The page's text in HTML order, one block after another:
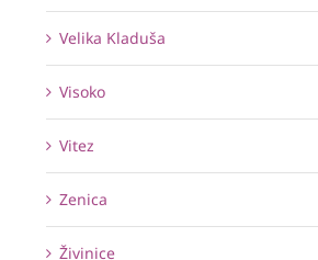
Velika Kladuša
Visoko
Vitez
Zenica
Živinice